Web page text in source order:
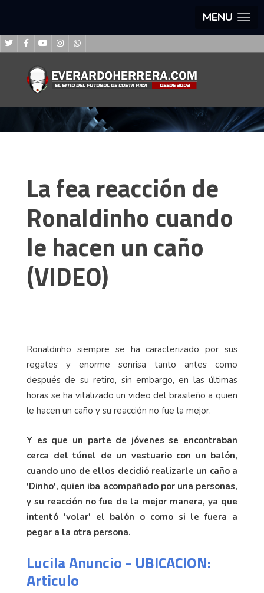
MENU
La fea reacción de
Ronaldinho cuando
le hacen un caño
(VIDEO)
Ronaldinho siempre se ha caracterizado por sus
regates y enorme sonrisa tanto antes como
después de su retiro, sin embargo, en las últimas
horas se ha vitalizado un video del brasileño a quien
le hacen un caño y su reacción no fue la mejor.
Y es que un parte de jóvenes se encontraban
cerca del túnel de un vestuario con un balón,
cuando uno de ellos decidió realizarle un caño a
'Dinho', quien iba acompañado por una personas,
y su reacción no fue de la mejor manera, ya que
intentó 'volar' el balón o como si le fuera a
pegar a la otra persona.
Lucila Anuncio - UBICACION:
Articulo